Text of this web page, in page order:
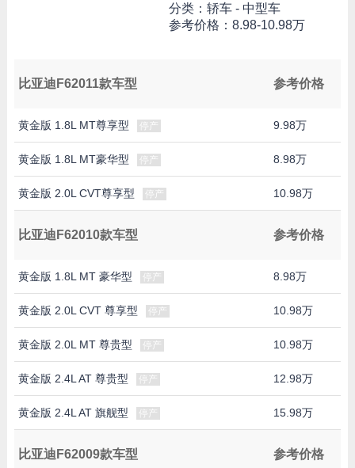
分类：轿车 - 中型车
参考价格： 8.98-10.98万
比亚迪F62011款车型 参考价格
黄金版 1.8L MT尊享型 停产 9.98万
黄金版 1.8L MT豪华型 停产 8.98万
黄金版 2.0L CVT尊享型 停产 10.98万
比亚迪F62010款车型 参考价格
黄金版 1.8L MT 豪华型 停产 8.98万
黄金版 2.0L CVT 尊享型 停产 10.98万
黄金版 2.0L MT 尊贵型 停产 10.98万
黄金版 2.4L AT 尊贵型 停产 12.98万
黄金版 2.4L AT 旗舰型 停产 15.98万
比亚迪F62009款车型 参考价格